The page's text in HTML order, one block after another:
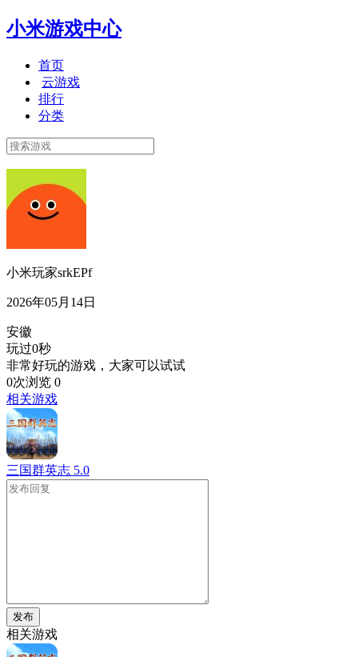
小米游戏中心
首页
云游戏
排行
分类
小米玩家srkEPf
2026年05月14日
安徽
玩过0秒
非常好玩的游戏，大家可以试试
0次浏览 0
相关游戏
三国群英志 5.0
发布
相关游戏